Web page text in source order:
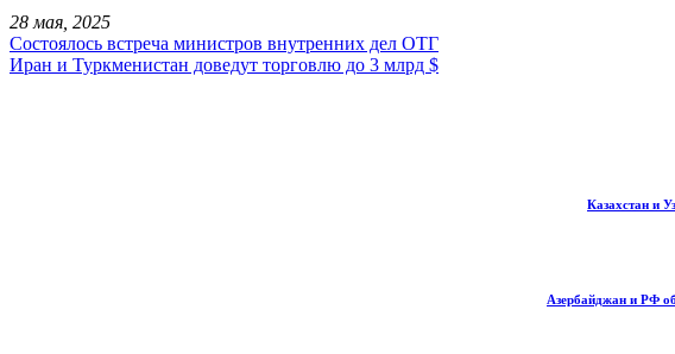
28 мая, 2025
Состоялось встреча министров внутренних дел ОТГ
Иран и Туркменистан доведут торговлю до 3 млрд $
Казахстан и
Азербайджан и РФ